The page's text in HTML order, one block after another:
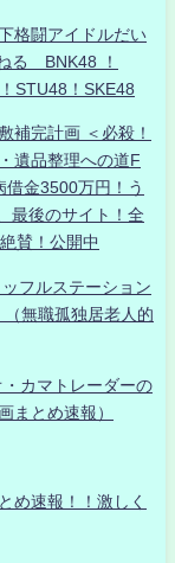
格闘アイドルだい
る BNK48 ！
STU48！SKE48
補完計画 ＜必殺！
遺品整理への道F
金3500万円！う
最後のサイト！全
賛！公開中
フルステーション
無職孤独居老人的
カマトレーダーの
まとめ速報）
め速報！！激しく